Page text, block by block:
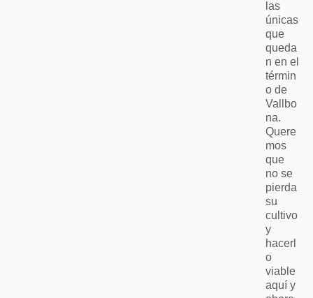
las
únicas
que
queda
n en el
términ
o de
Vallbo
na.
Quere
mos
que
no se
pierda
su
cultivo
y
hacerl
o
viable
aquí y